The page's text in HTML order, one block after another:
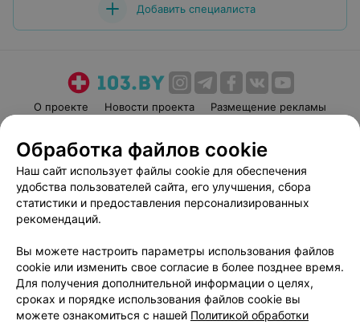
Добавить специалиста
О проекте Новости проекта
Размещение рекламы
Пользовательское соглашение
Способы оплаты
Вакансии
Партнеры
Написать руководителю 103.by
Обработка персональных данных
Обработка файлов cookie
Наш сайт использует файлы cookie для обеспечения
удобства пользователей сайта, его улучшения, сбора
статистики и предоставления персонализированных
рекомендаций.
Вы можете настроить параметры использования файлов
cookie или изменить свое согласие в более позднее время.
Для получения дополнительной информации о целях,
сроках и порядке использования файлов cookie вы
можете ознакомиться с нашей Политикой обработки